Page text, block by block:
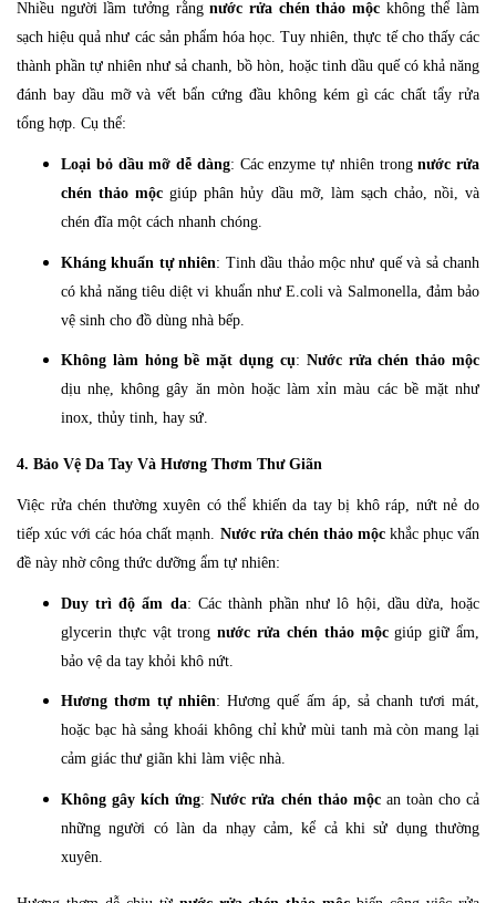
Nhiều người lầm tưởng rằngnước rửa chén thảo mộc không thể làm
sạch hiệu quả như các sản phẩm hóa học. Tuy nhiên, thực tế cho thấy các
thành phần tự nhiên như sả chanh, bồ hòn, hoặc tinh dầu quế có khả năng
đánh bay dầu mỡ và vết bẩn cứng đầu không kém gì các chất tẩy rửa
tổng hợp. Cụ thể:
Loại bỏ dầu mỡ dễ dàng: Các enzyme tự nhiên trongnước rửa
chén thảo mộc giúp phân hủy dầu mỡ, làm sạch chảo, nồi, và
chén đĩa một cách nhanh chóng.
Kháng khuẩn tự nhiên: Tinh dầu thảo mộc như quế và sả chanh
có khả năng tiêu diệt vi khuẩn như E.coli và Salmonella, đảm bảo
vệ sinh cho đồ dùng nhà bếp.
Không làm hỏng bề mặt dụng cụ: Nước rửa chén thảo mộc
dịu nhẹ, không gây ăn mòn hoặc làm xỉn màu các bề mặt như
inox, thủy tinh, hay sứ.
4. Bảo Vệ Da Tay Và Hương Thơm Thư Giãn
Việc rửa chén thường xuyên có thể khiến da tay bị khô ráp, nứt nẻ do
tiếp xúc với các hóa chất mạnh. Nước rửa chén thảo mộckhắc phục vấn
đề này nhờ công thức dưỡng ẩm tự nhiên:
Duy trì độ ẩm da: Các thành phần như lô hội, dầu dừa, hoặc
glycerin thực vật trongnước rửa chén thảo mộcgiúp giữ ẩm,
bảo vệ da tay khỏi khô nứt.
Hương thơm tự nhiên: Hương quế ấm áp, sả chanh tươi mát,
hoặc bạc hà sảng khoái không chỉ khử mùi tanh mà còn mang lại
cảm giác thư giãn khi làm việc nhà.
Không gây kích ứng:Nước rửa chén thảo mộcan toàn cho cả
những người có làn da nhạy cảm, kể cả khi sử dụng thường
xuyên.